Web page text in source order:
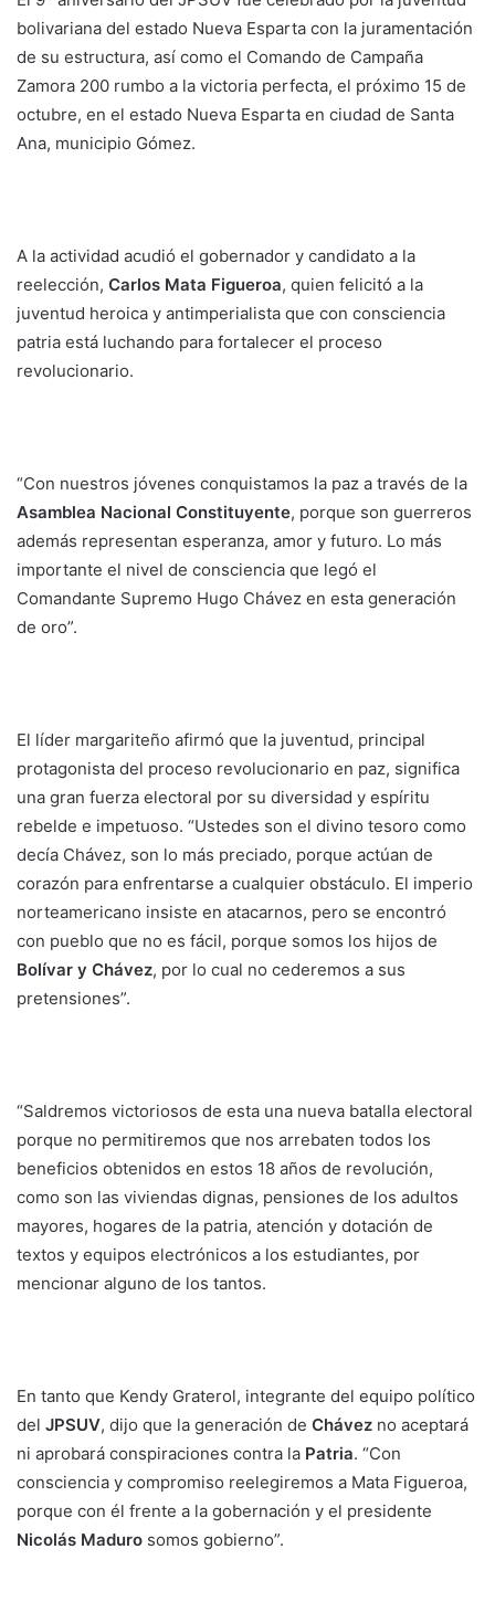
bolivariana del estado Nueva Esparta con la juramentación
de su estructura, así como el Comando de Campaña
Zamora 200 rumbo a la victoria perfecta, el próximo 15 de
octubre, en el estado Nueva Esparta en ciudad de Santa
Ana, municipio Gómez.
A la actividad acudió el gobernador y candidato a la
reelección, Carlos Mata Figueroa, quien felicitó a la
juventud heroica y antimperialista que con consciencia
patria está luchando para fortalecer el proceso
revolucionario.
“Con nuestros jóvenes conquistamos la paz a través de la
Asamblea Nacional Constituyente, porque son guerreros
además representan esperanza, amor y futuro. Lo más
importante el nivel de consciencia que legó el
Comandante Supremo Hugo Chávez en esta generación
de oro”.
El líder margariteño afirmó que la juventud, principal
protagonista del proceso revolucionario en paz, significa
una gran fuerza electoral por su diversidad y espíritu
rebelde e impetuoso. “Ustedes son el divino tesoro como
decía Chávez, son lo más preciado, porque actúan de
corazón para enfrentarse a cualquier obstáculo. El imperio
norteamericano insiste en atacarnos, pero se encontró
con pueblo que no es fácil, porque somos los hijos de
Bolívar y Chávez, por lo cual no cederemos a sus
pretensiones”.
“Saldremos victoriosos de esta una nueva batalla electoral
porque no permitiremos que nos arrebaten todos los
beneficios obtenidos en estos 18 años de revolución,
como son las viviendas dignas, pensiones de los adultos
mayores, hogares de la patria, atención y dotación de
textos y equipos electrónicos a los estudiantes, por
mencionar alguno de los tantos.
En tanto que Kendy Graterol, integrante del equipo político
del JPSUV, dijo que la generación de Chávez no aceptará
ni aprobará conspiraciones contra la Patria. “Con
consciencia y compromiso reelegiremos a Mata Figueroa,
porque con él frente a la gobernación y el presidente
Nicolás Maduro somos gobierno”.